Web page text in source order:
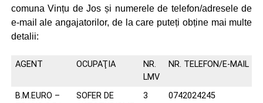
comuna Vințu de Jos și numerele de telefon/adresele de
e-mail ale angajatorilor, de la care puteți obține mai multe
detalii:
AGENT OCUPAŢIA
NR.
LMV
NR. TELEFON/E-MAIL
B.M.EURO –
SOFER DE
3 0742024245